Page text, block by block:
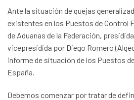
Ante la situación de quejas
existentes en los Puestos de Control
de Aduanas de la Federación,
vicepresidida por Diego Romero
informe de situación de los Puestos
España.
Debemos comenzar por tratar de